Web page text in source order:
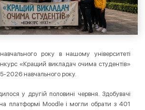
року в нашому університеті
«Кращий викладач очима студентів»
2026 навчального року.
у другій половині червня. Здобувачі
на платформі Moodle і могли обрати з 401